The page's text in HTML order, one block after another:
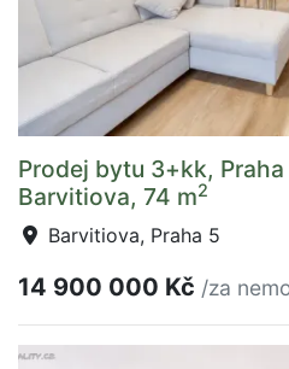
Prodej bytu 3+kk,
Barvitiova, 74 m2
Barvitiova, Praha 5
14 900 000 Kč /za